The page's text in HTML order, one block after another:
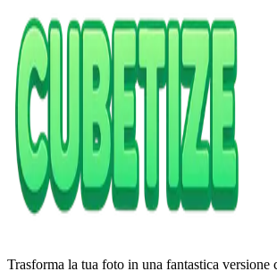
Trasforma la tua foto in una fantastica versione